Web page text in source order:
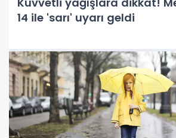
14 ile 'sarı' uyarı geldi